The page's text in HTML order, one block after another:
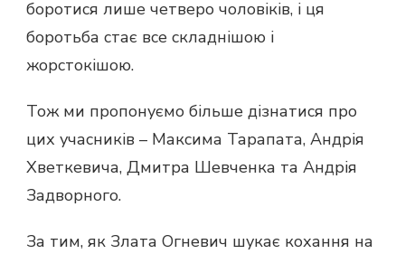
боротися лише четверо чоловіків, і ця
боротьба стає все складнішою і
жорстокішою.
Тож ми пропонуємо більше дізнатися про
цих учасників – Максима Тарапата, Андрія
Хветкевича, Дмитра Шевченка та Андрія
Задворного.
За тим, як Злата Огневич шукає кохання на